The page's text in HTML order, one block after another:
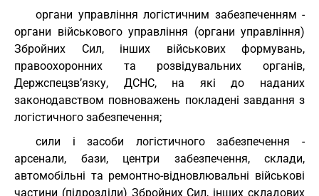
органи управління логістичним забезпеченням -
органи військового управління (органи управління)
Збройних Сил, інших військових формувань,
правоохоронних та розвідувальних органів,
Держспецзв’язку, ДСНС, на які до наданих
законодавством повноважень покладені завдання з
логістичного забезпечення;
сили і засоби логістичного забезпечення -
арсенали, бази, центри забезпечення, склади,
автомобільні та ремонтно-відновлювальні військові
частини (підрозділи) Збройних Сил, інших складових